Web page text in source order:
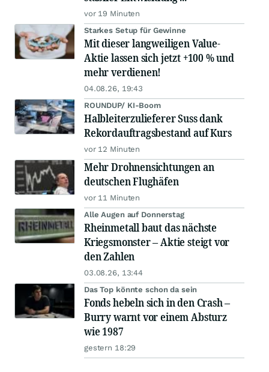
vor 19 Minuten
Starkes Setup für Gewinne
Mit dieser langweiligen Value-
Aktie lassen sich jetzt +100 % und
mehr verdienen!
04.08.26, 19:43
ROUNDUP/ KI-Boom
Halbleiterzulieferer Suss dank
Rekordauftragsbestand auf Kurs
vor 12 Minuten
Mehr Drohnensichtungen an
deutschen Flughäfen
vor 11 Minuten
Alle Augen auf Donnerstag
Rheinmetall baut das nächste
Kriegsmonster – Aktie steigt vor
den Zahlen
03.08.26, 13:44
Das Top könnte schon da sein
Fonds hebeln sich in den Crash –
Burry warnt vor einem Absturz
wie 1987
gestern 18:29